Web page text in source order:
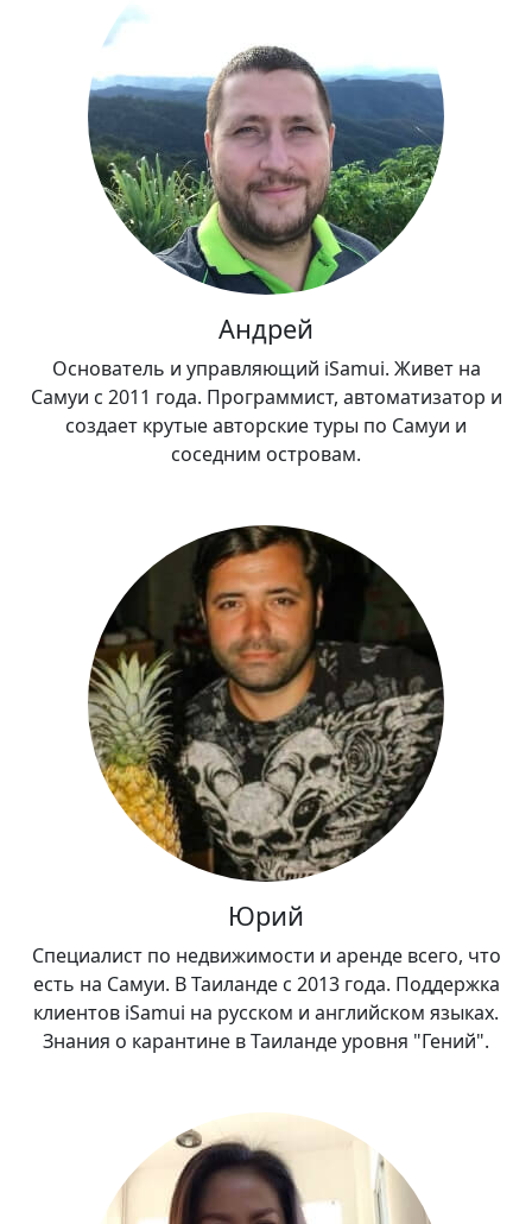
Андрей
Основатель и управляющий iSamui. Живет на
Самуи с 2011 года. Программист, автоматизатор и
создает крутые авторские туры по Самуи и
соседним островам.
Юрий
Специалист по недвижимости и аренде всего, что
есть на Самуи. В Таиланде с 2013 года. Поддержка
клиентов iSamui на русском и английском языках.
Знания о карантине в Таиланде уровня "Гений".